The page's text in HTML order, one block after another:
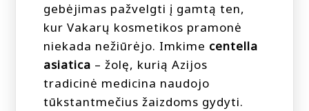
gebėjimas pažvelgti į gamtą ten,
kur Vakarų kosmetikos pramonė
niekada nežiūrėjo. Imkime centella
asiatica – žolę, kurią Azijos
tradicinė medicina naudojo
tūkstantmečius žaizdoms gydyti.